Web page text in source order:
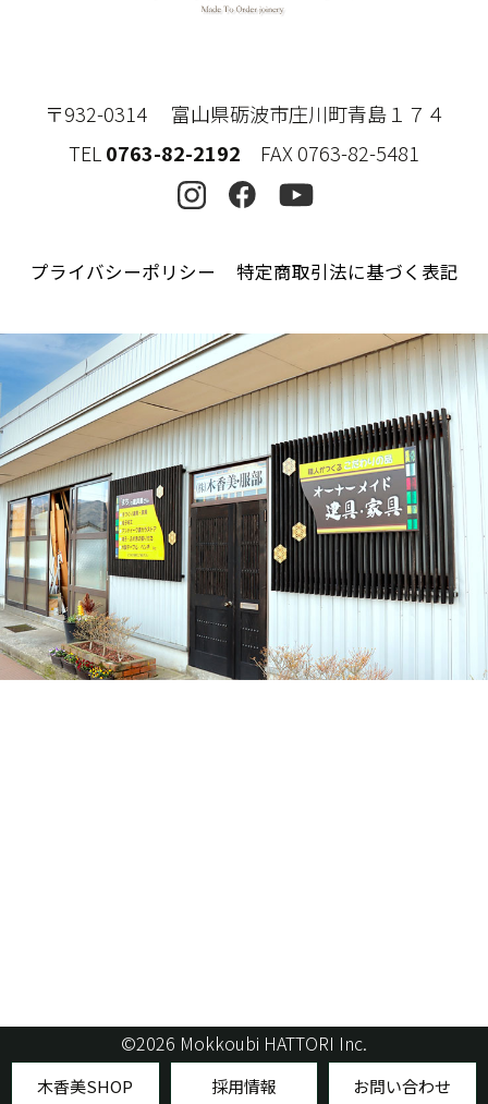
木香美SHOP 採用情報 お問い合わせ
〒932-0314 富山県砺波市庄川町青島１７４
TEL 0763-82-2192 FAX 0763-82-5481
プライバシーポリシー 特定商取引法に基づく表記
©2026 Mokkoubi HATTORI Inc.